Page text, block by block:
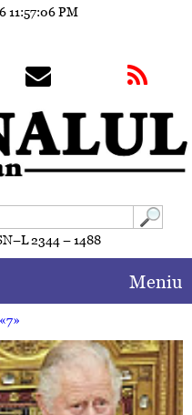
11:57:09 PM
2344 – 1488
Meniu
«7»